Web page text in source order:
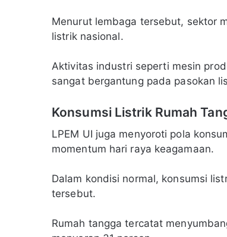
Menurut lembaga tersebut, sektor
listrik nasional.
Aktivitas industri seperti mesin
sangat bergantung pada pasokan
Konsumsi Listrik Rumah
LPEM UI juga menyoroti pola
momentum hari raya keagamaan.
Dalam kondisi normal, konsumsi
tersebut.
Rumah tangga tercatat